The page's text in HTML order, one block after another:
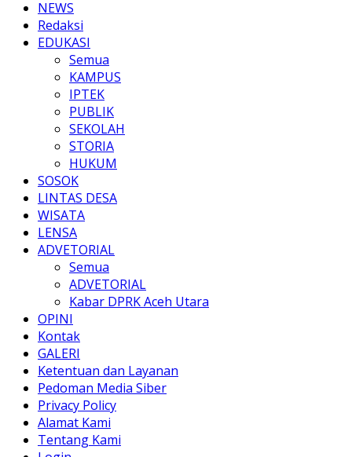
NEWS
Redaksi
EDUKASI
Semua
KAMPUS
IPTEK
PUBLIK
SEKOLAH
STORIA
HUKUM
SOSOK
LINTAS DESA
WISATA
LENSA
ADVETORIAL
Semua
ADVETORIAL
Kabar DPRK Aceh Utara
OPINI
Kontak
GALERI
Ketentuan dan Layanan
Pedoman Media Siber
Privacy Policy
Alamat Kami
Tentang Kami